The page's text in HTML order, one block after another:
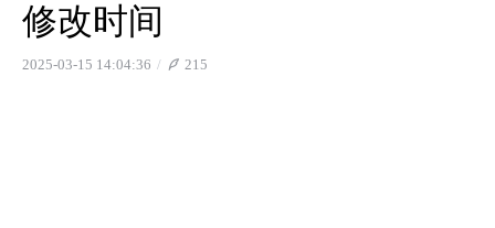
修改时间
2025-03-15 14:04:36 215